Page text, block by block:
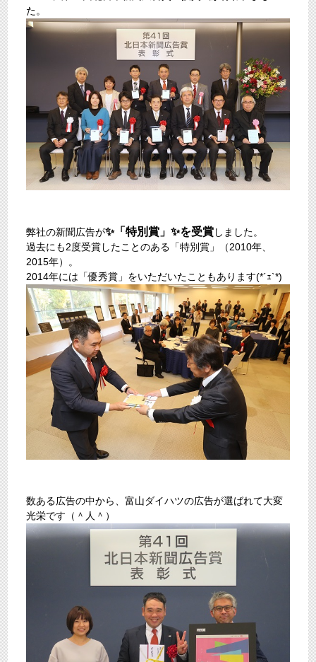
た。
弊社の新聞広告が✨「特別賞」✨を受賞しました。
過去にも2度受賞したことのある「特別賞」（2010年、
2015年）。
2014年には「優秀賞」をいただいたこともあります(*´ｪ`*)
数ある広告の中から、富山ダイハツの広告が選ばれて大変
光栄です（＾人＾）